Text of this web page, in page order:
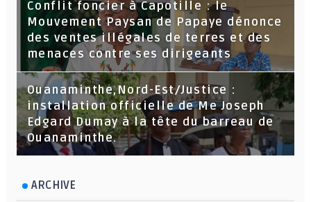
Conflit foncier à Capotille : le
Mouvement Paysan de Papaye dénonce
des ventes illégales de terres et des
menaces contre ses dirigeants
Ouanaminthe,Nord-Est/Justice :
installation officielle de Me Joseph
Edgard Dumay à la tête du barreau de
Ouanaminthe.
ARCHIVE